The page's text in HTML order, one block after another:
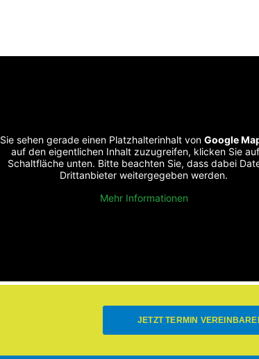
Sie sehen gerade einen Platzhalterinhalt von Google
auf den eigentlichen Inhalt zuzugreifen, klicken Sie
Schaltfläche unten. Bitte beachten Sie, dass dabei
Drittanbieter weitergegeben werden.
Mehr Informationen
JETZT TERMIN